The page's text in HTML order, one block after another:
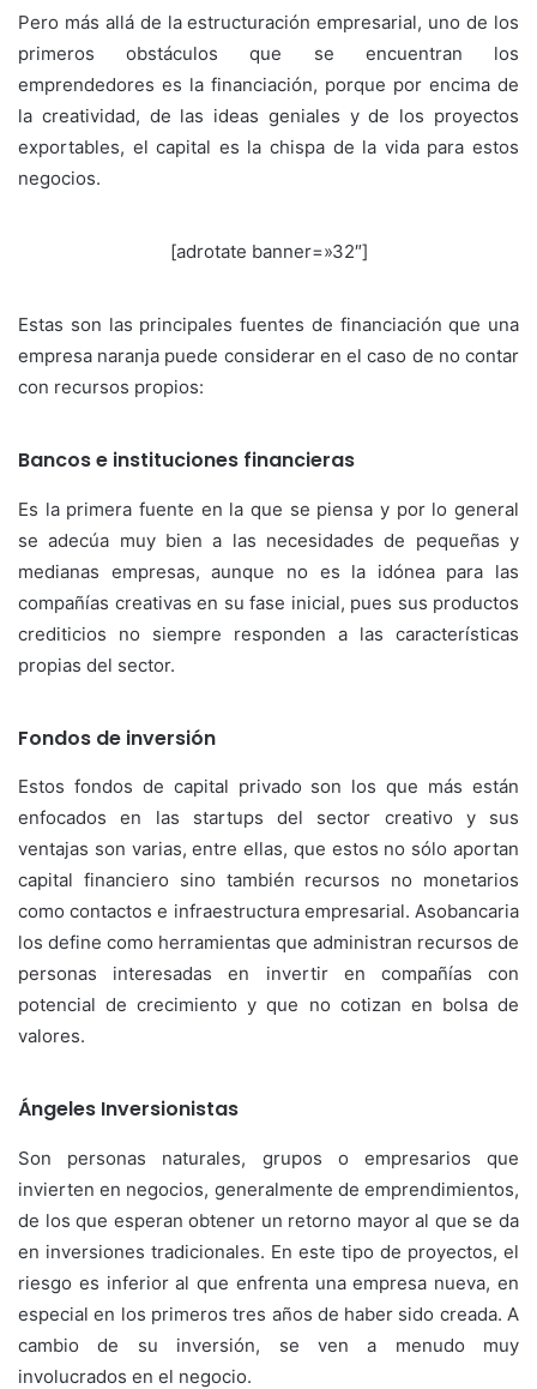
Pero más allá de la estructuración empresarial, uno de los
primeros obstáculos que se encuentran los
emprendedores es la financiación, porque por encima de
la creatividad, de las ideas geniales y de los proyectos
exportables, el capital es la chispa de la vida para estos
negocios.
[adrotate banner=»32″]
Estas son las principales fuentes de financiación que una
empresa naranja puede considerar en el caso de no contar
con recursos propios:
Bancos e instituciones financieras
Es la primera fuente en la que se piensa y por lo general
se adecúa muy bien a las necesidades de pequeñas y
medianas empresas, aunque no es la idónea para las
compañías creativas en su fase inicial, pues sus productos
crediticios no siempre responden a las características
propias del sector.
Fondos de inversión
Estos fondos de capital privado son los que más están
enfocados en las startups del sector creativo y sus
ventajas son varias, entre ellas, que estos no sólo aportan
capital financiero sino también recursos no monetarios
como contactos e infraestructura empresarial. Asobancaria
los define como herramientas que administran recursos de
personas interesadas en invertir en compañías con
potencial de crecimiento y que no cotizan en bolsa de
valores.
Ángeles Inversionistas
Son personas naturales, grupos o empresarios que
invierten en negocios, generalmente de emprendimientos,
de los que esperan obtener un retorno mayor al que se da
en inversiones tradicionales. En este tipo de proyectos, el
riesgo es inferior al que enfrenta una empresa nueva, en
especial en los primeros tres años de haber sido creada. A
cambio de su inversión, se ven a menudo muy
involucrados en el negocio.